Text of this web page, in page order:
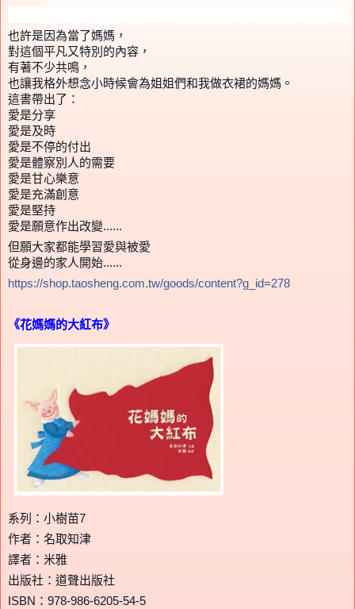
也許是因為當了媽媽，
對這個平凡又特別的內容，
有著不少共鳴，
也讓我格外想念小時候會為姐姐們和我做衣裙的媽媽。
這書帶出了：
愛是分享
愛是及時
愛是不停的付出
愛是體察別人的需要
愛是甘心樂意
愛是充滿創意
愛是堅持
愛是願意作出改變......
但願大家都能學習愛與被愛
從身邊的家人開始......
https://shop.taosheng.com.tw/goods/content?g_id=278
《花媽媽的大紅布》
系列：小樹苗7
作者：名取知津
譯者：米雅
出版社：道聲出版社
ISBN：978-986-6205-54-5